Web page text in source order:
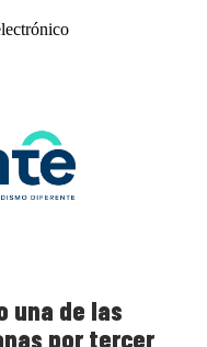
una de las
por tercer